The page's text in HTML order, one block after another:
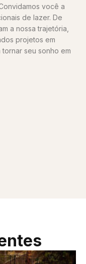
você a
de lazer. De
a nossa trajetória,
projetos em
seu sonho em